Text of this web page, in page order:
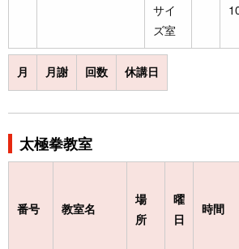
サイ
ズ室
月 月謝 回数 休講日
太極拳教室
番号 教室名
場
所
曜
日
時間